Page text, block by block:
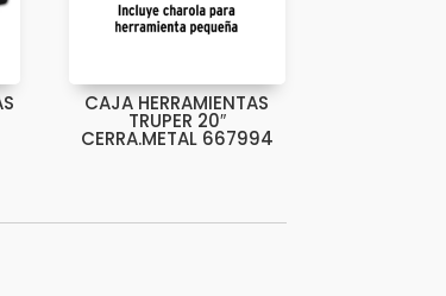
CAJA HERRAMIENTAS
TRUPER 20″
CERRA.METAL 667994